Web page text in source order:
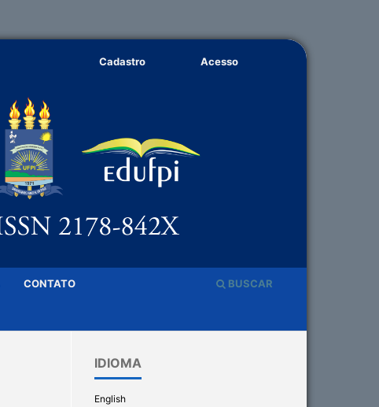
CONTATO BUSCAR
Cadastro Acesso
IDIOMA
English